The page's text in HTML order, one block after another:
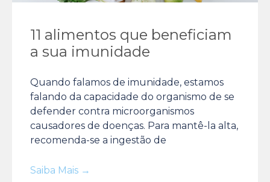
11 alimentos que beneficiam
a sua imunidade
Quando falamos de imunidade, estamos
falando da capacidade do organismo de se
defender contra microorganismos
causadores de doenças. Para mantê-la alta,
recomenda-se a ingestão de
Saiba Mais →